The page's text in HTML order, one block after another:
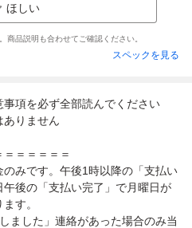
ほしい
商品説明も合わせてご確認ください。
スペックを見る
項を必ず全部読んでください
ありません
＝＝＝＝＝
みです。午後1時以降の「支払い
後の「支払い完了」で月曜日が
す。
ました」連絡があった場合のみ当